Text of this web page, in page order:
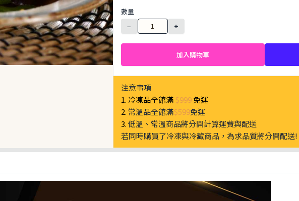
數量
−
+
加入購物車
注意事項
1. 冷凍品全館滿 $999免運
2. 常溫品全館滿$599免運
3.低溫、常溫商品將分開計算運費與配送
若同時購買了冷凍與冷藏商品，為求品質將分開配送!